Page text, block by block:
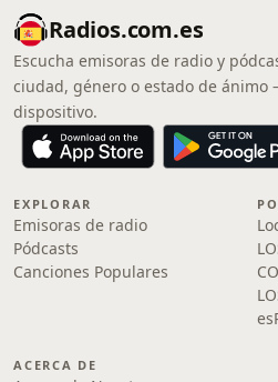
Radios.com.es
Escucha emisoras de radio y
ciudad, género o estado de
dispositivo.
EXPLORAR
Emisoras de radio
Pódcasts
Canciones Populares
ACERCA DE